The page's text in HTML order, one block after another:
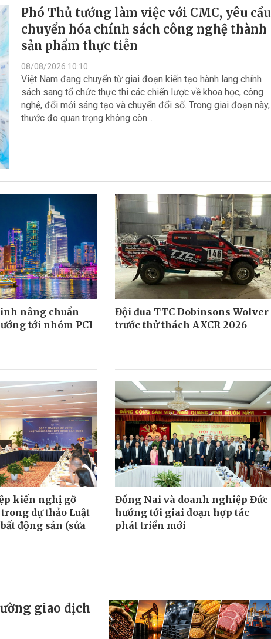
Phó Thủ tướng làm việc với CMC, yêu cầu
chuyển hóa chính sách công nghệ thành
sản phẩm thực tiễn
08/08/2026 10:10
Việt Nam đang chuyển từ giai đoạn kiến tạo hành lang chính
sách sang tổ chức thực thi các chiến lược về khoa học, công
nghệ, đổi mới sáng tạo và chuyển đổi số. Trong giai đoạn này,
thước đo quan trọng không còn...
nâng chuẩn
tới nhóm PCI
Đội đua TTC Dobinsons Wolver
trước thử thách AXCR 2026
kiến nghị gỡ
dự thảo Luật
động sản (sửa
Đồng Nai và doanh nghiệp Đức
hướng tới giai đoạn hợp tác
phát triển mới
giao dịch